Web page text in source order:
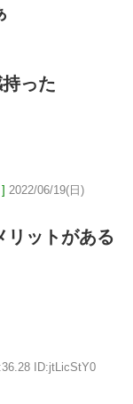
った
2022/06/19(日)
リットがある
ID:jtLicStY0